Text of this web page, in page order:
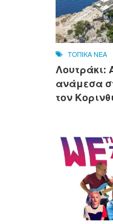
ΤΟΠΙΚΑ ΝΕΑ
Λουτράκι:
ανάμεσα
τον